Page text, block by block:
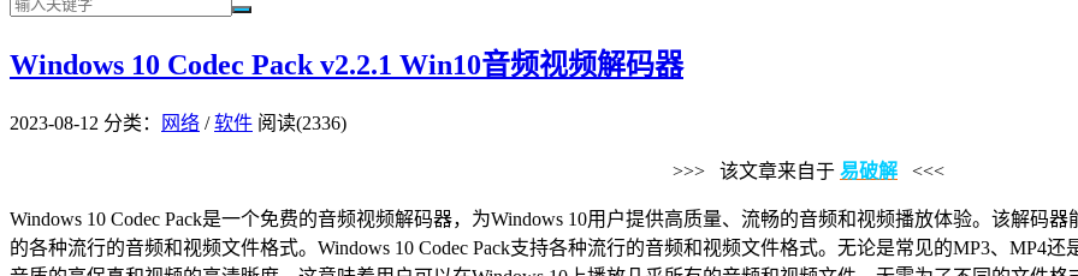
Windows 10 Codec Pack v2.2.1 Win10音频视频解码器
2023-08-12 分类： 网络 /软件 阅读(2336)
>>> 该文章来自于 易破解 <<<
Windows 10 Codec Pack是一个免费的音频视频解码器，为Windows 10用户提供高质量、流畅的音频和视频播放体验。该解码
的各种流行的音频和视频文件格式。Windows 10 Codec Pack支持各种流行的音频和视频文件格式。无论是常见的MP3、MP4